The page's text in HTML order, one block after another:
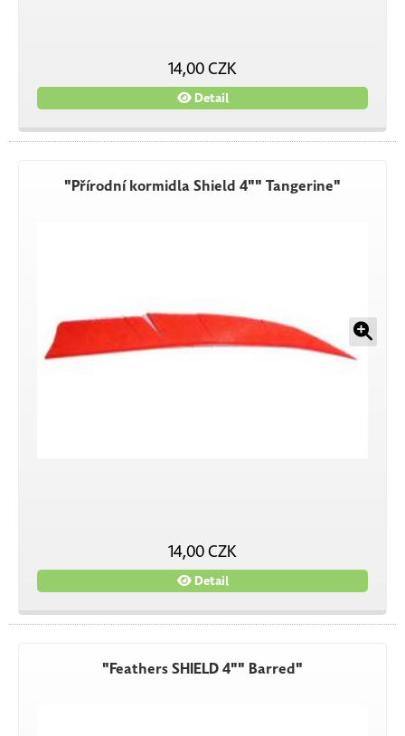
14,00 CZK
Detail
"Přírodní kormidla Shield 4"" Tangerine"
14,00 CZK
Detail
"Feathers SHIELD 4"" Barred"